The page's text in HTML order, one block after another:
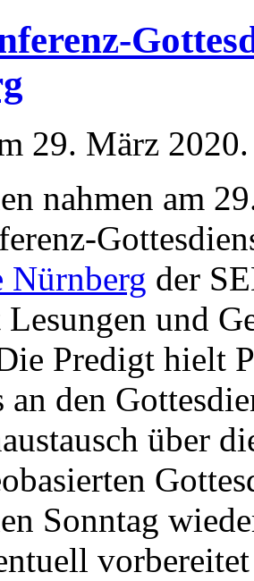
29. März 2020.
nahmen am
Nürnberg der
und
Predigt hielt
an den
über
Sonntag